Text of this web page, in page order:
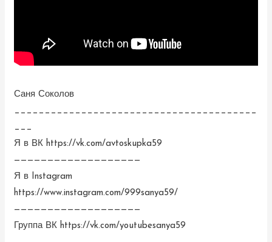
Саня Соколов
________________________________________
___
Я в ВК https://vk.com/avtoskupka59
———————————————————
Я в Instagram
https://www.instagram.com/999sanya59/
———————————————————
Группа ВК https://vk.com/youtubesanya59